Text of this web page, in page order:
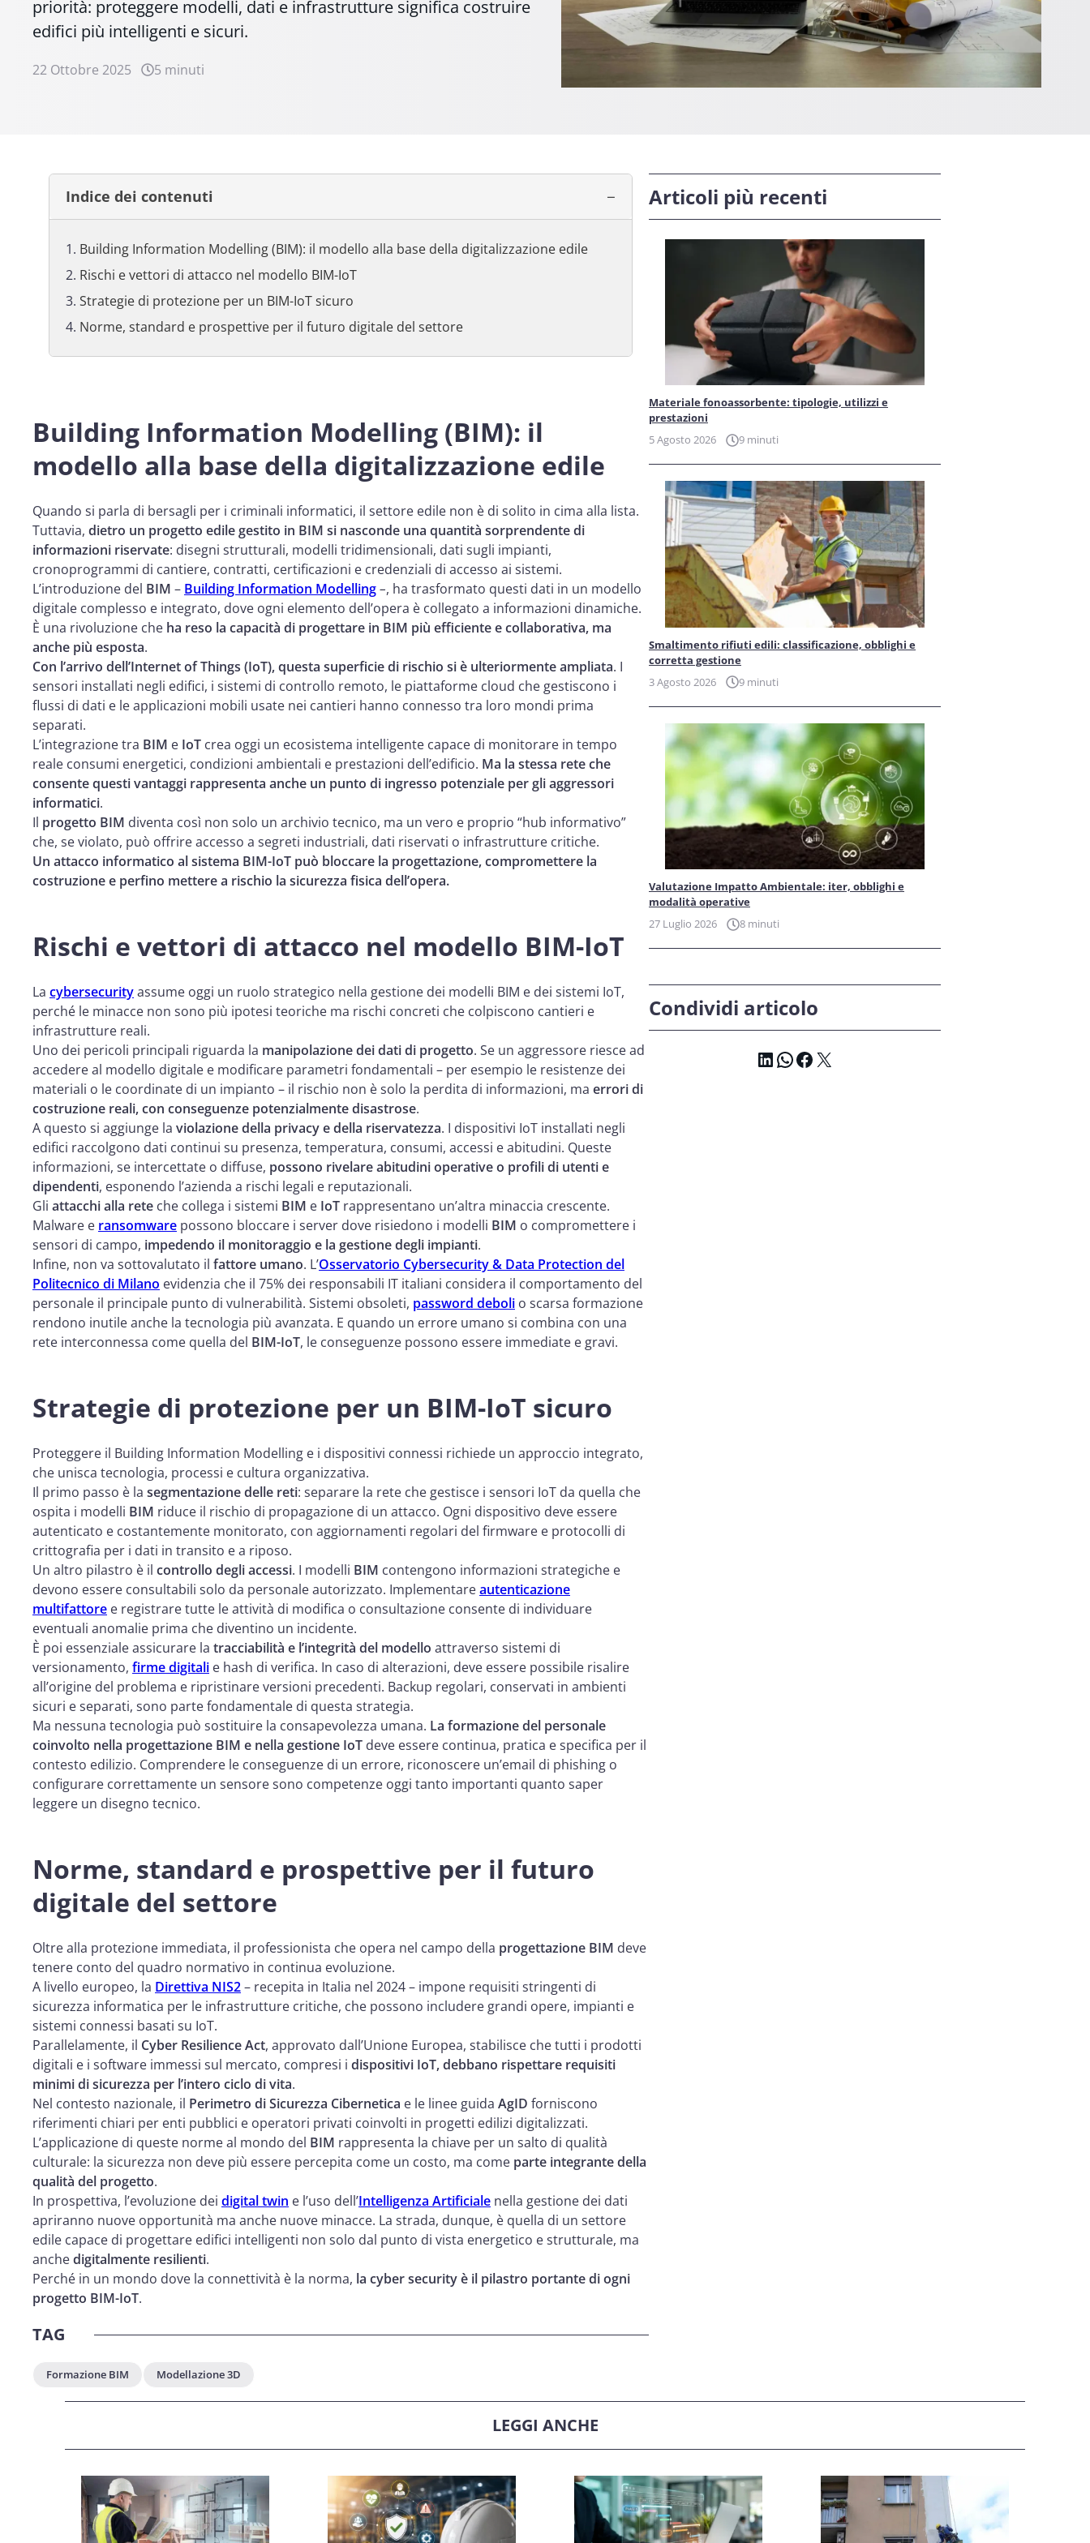
priorità: proteggere modelli, dati e infrastrutture significa costruire
edifici più intelligenti e sicuri.
22 Ottobre 2025 5 minuti
Indice dei contenuti
Building Information Modelling (BIM): il modello alla base della digitalizzazione edile
Rischi e vettori di attacco nel modello BIM-IoT
Strategie di protezione per un BIM-IoT sicuro
Norme, standard e prospettive per il futuro digitale del settore
Building Information Modelling (BIM): il
modello alla base della digitalizzazione edile
Quando si parla di bersagli per i criminali informatici, il settore edile non è di solito in cima alla lista.
Tuttavia, dietro un progetto edile gestito in BIM si nasconde una quantità sorprendente di
informazioni riservate: disegni strutturali, modelli tridimensionali, dati sugli impianti,
cronoprogrammi di cantiere, contratti, certificazioni e credenziali di accesso ai sistemi.
L’introduzione del BIM – Building Information Modelling–, ha trasformato questi dati in un modello
digitale complesso e integrato, dove ogni elemento dell’opera è collegato a informazioni dinamiche.
È una rivoluzione che ha reso la capacità di progettare in BIM più efficiente e collaborativa, ma
anche più esposta.
Con l’arrivo dell’Internet of Things (IoT), questa superficie di rischio si è ulteriormente ampliata. I
sensori installati negli edifici, i sistemi di controllo remoto, le piattaforme cloud che gestiscono i
flussi di dati e le applicazioni mobili usate nei cantieri hanno connesso tra loro mondi prima
separati.
L’integrazione tra BIM e IoT crea oggi un ecosistema intelligente capace di monitorare in tempo
reale consumi energetici, condizioni ambientali e prestazioni dell’edificio. Ma la stessa rete che
consente questi vantaggi rappresenta anche un punto di ingresso potenziale per gli aggressori
informatici.
Il progetto BIM diventa così non solo un archivio tecnico, ma un vero e proprio “hub informativo”
che, se violato, può offrire accesso a segreti industriali, dati riservati o infrastrutture critiche.
Un attacco informatico al sistema BIM-IoT può bloccare la progettazione, compromettere la
costruzione e perfino mettere a rischio la sicurezza fisica dell’opera.
Rischi e vettori di attacco nel modello BIM-IoT
La cybersecurityassume oggi un ruolo strategico nella gestione dei modelli BIM e dei sistemi IoT,
perché le minacce non sono più ipotesi teoriche ma rischi concreti che colpiscono cantieri e
infrastrutture reali.
Uno dei pericoli principali riguarda la manipolazione dei dati di progetto. Se un aggressore riesce ad
accedere al modello digitale e modificare parametri fondamentali – per esempio le resistenze dei
materiali o le coordinate di un impianto – il rischio non è solo la perdita di informazioni, ma errori di
costruzione reali, con conseguenze potenzialmente disastrose.
A questo si aggiunge la violazione della privacy e della riservatezza. I dispositivi IoT installati negli
edifici raccolgono dati continui su presenza, temperatura, consumi, accessi e abitudini. Queste
informazioni, se intercettate o diffuse, possono rivelare abitudini operative o profili di utenti e
dipendenti, esponendo l’azienda a rischi legali e reputazionali.
Gli attacchi alla rete che collega i sistemi BIM e IoT rappresentano un’altra minaccia crescente.
Malware e ransomware possono bloccare i server dove risiedono i modelli BIM o compromettere i
sensori di campo, impedendo il monitoraggio e la gestione degli impianti.
Infine, non va sottovalutato il fattore umano. L’Osservatorio Cybersecurity & Data Protection del
Politecnico di Milano evidenzia che il 75% dei responsabili IT italiani considera il comportamento del
personale il principale punto di vulnerabilità. Sistemi obsoleti, password deboli o scarsa formazione
rendono inutile anche la tecnologia più avanzata. E quando un errore umano si combina con una
rete interconnessa come quella del BIM-IoT, le conseguenze possono essere immediate e gravi.
Strategie di protezione per un BIM-IoT sicuro
Proteggere il Building Information Modelling e i dispositivi connessi richiede un approccio integrato,
che unisca tecnologia, processi e cultura organizzativa.
Il primo passo è la segmentazione delle reti: separare la rete che gestisce i sensori IoT da quella che
ospita i modelli BIM riduce il rischio di propagazione di un attacco. Ogni dispositivo deve essere
autenticato e costantemente monitorato, con aggiornamenti regolari del firmware e protocolli di
crittografia per i dati in transito e a riposo.
Un altro pilastro è il controllo degli accessi. I modelli BIM contengono informazioni strategiche e
devono essere consultabili solo da personale autorizzato. Implementareautenticazione
multifattore e registrare tutte le attività di modifica o consultazione consente di individuare
eventuali anomalie prima che diventino un incidente.
È poi essenziale assicurare la tracciabilità e l’integrità del modello attraverso sistemi di
versionamento, firme digitali e hash di verifica. In caso di alterazioni, deve essere possibile risalire
all’origine del problema e ripristinare versioni precedenti. Backup regolari, conservati in ambienti
sicuri e separati, sono parte fondamentale di questa strategia.
Ma nessuna tecnologia può sostituire la consapevolezza umana. La formazione del personale
coinvolto nella progettazione BIM e nella gestione IoT deve essere continua, pratica e specifica per il
contesto edilizio. Comprendere le conseguenze di un errore, riconoscere un’email di phishing o
configurare correttamente un sensore sono competenze oggi tanto importanti quanto saper
leggere un disegno tecnico.
Norme, standard e prospettive per il futuro
digitale del settore
Oltre alla protezione immediata, il professionista che opera nel campo della progettazione BIM deve
tenere conto del quadro normativo in continua evoluzione.
A livello europeo, la Direttiva NIS2– recepita in Italia nel 2024 – impone requisiti stringenti di
sicurezza informatica per le infrastrutture critiche, che possono includere grandi opere, impianti e
sistemi connessi basati su IoT.
Parallelamente, il Cyber Resilience Act, approvato dall’Unione Europea, stabilisce che tutti i prodotti
digitali e i software immessi sul mercato, compresi i dispositivi IoT, debbano rispettare requisiti
minimi di sicurezza per l’intero ciclo di vita.
Nel contesto nazionale, il Perimetro di Sicurezza Cibernetica e le linee guida AgID forniscono
riferimenti chiari per enti pubblici e operatori privati coinvolti in progetti edilizi digitalizzati.
L’applicazione di queste norme al mondo del BIM rappresenta la chiave per un salto di qualità
culturale: la sicurezza non deve più essere percepita come un costo, ma come parte integrante della
qualità del progetto.
In prospettiva, l’evoluzione dei digital twin e l’uso dell’Intelligenza Artificiale nella gestione dei dati
apriranno nuove opportunità ma anche nuove minacce. La strada, dunque, è quella di un settore
edile capace di progettare edifici intelligenti non solo dal punto di vista energetico e strutturale, ma
anchedigitalmente resilienti.
Perché in un mondo dove la connettività è la norma, la cyber security è il pilastro portante di ogni
progetto BIM-IoT.
TAG
Formazione BIM Modellazione 3D
Articoli più recenti
Materiale fonoassorbente: tipologie, utilizzi e
prestazioni
5 Agosto 2026
9 minuti
Smaltimento rifiuti edili: classificazione, obblighi e
corretta gestione
3 Agosto 2026
9 minuti
Valutazione Impatto Ambientale: iter, obblighi e
modalità operative
27 Luglio 2026
8 minuti
Condividi articolo
LinkedIn WhatsApp Facebook X
LEGGI ANCHE